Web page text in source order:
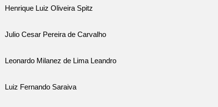
Henrique Luiz Oliveira Spitz
Julio Cesar Pereira de Carvalho
Leonardo Milanez de Lima Leandro
Luiz Fernando Saraiva